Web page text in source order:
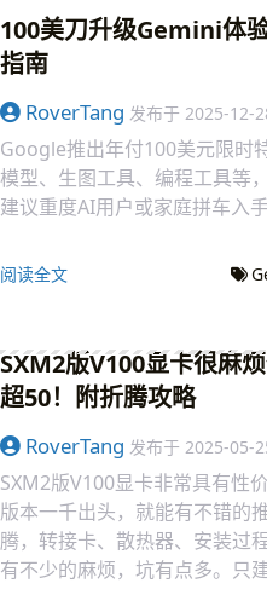
100美刀升级Gemini体
指南
RoverTang 发布于 2025-12-
Google推出年付100美元限时
模型、生图工具、编程工具等
建议重度AI用户或家庭拼车入手
阅读全文
SXM2版V100显卡很麻
超50！附折腾攻略
RoverTang 发布于 2025-05-
SXM2版V100显卡非常具有性
版本一千出头，就能有不错的
腾，转接卡、散热器、安装过
有不少的麻烦，坑有点多。只